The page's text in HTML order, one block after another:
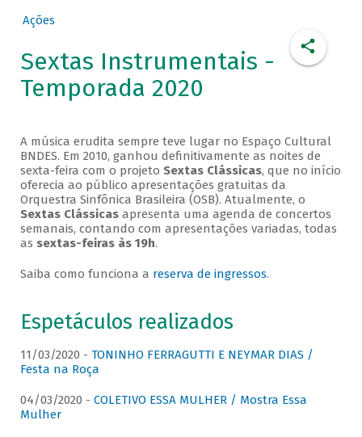
Ações
Sextas Instrumentais -
Temporada 2020
A música erudita sempre teve lugar no Espaço Cultural
BNDES. Em 2010, ganhou definitivamente as noites de
sexta-feira com o projeto Sextas Clássicas, que no início
oferecia ao público apresentações gratuitas da
Orquestra Sinfônica Brasileira (OSB). Atualmente, o
Sextas Clássicasapresenta uma agenda de concertos
semanais, contando com apresentações variadas, todas
as sextas-feiras às 19h.
Saiba como funciona a reserva de ingressos.
Espetáculos realizados
11/03/2020 - TONINHO FERRAGUTTI E NEYMAR DIAS /
Festa na Roça
04/03/2020 - COLETIVO ESSA MULHER / Mostra Essa
Mulher